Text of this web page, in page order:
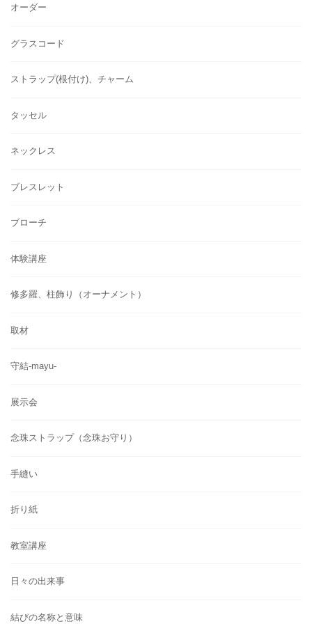
オーダー
グラスコード
ストラップ(根付け)、チャーム
タッセル
ネックレス
ブレスレット
ブローチ
体験講座
修多羅、柱飾り（オーナメント）
取材
守結-mayu-
展示会
念珠ストラップ（念珠お守り）
手縫い
折り紙
教室講座
日々の出来事
結びの名称と意味